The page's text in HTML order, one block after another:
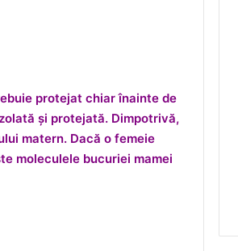
protejat chiar înainte de
și protejată. Dimpotrivă,
matern. Dacă o femeie
moleculele bucuriei mamei